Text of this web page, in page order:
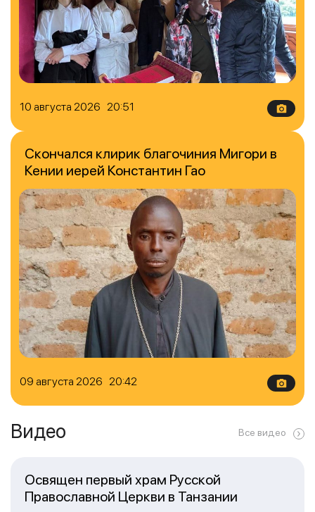
10 августа 2026 20:51
09 августа 2026 20:42
Скончался клирик благочиния Мигори в
Кении иерей Константин Гао
Видео Все видео
Освящен первый храм Русской
Православной Церкви в Танзании